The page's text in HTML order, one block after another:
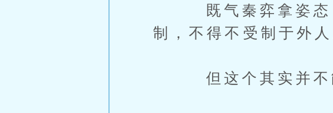
既气秦弈拿姿态，
制，不得不受制于外人
但这个其实并不能